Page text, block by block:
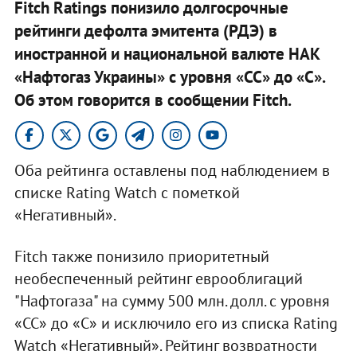
Fitch Ratings понизило долгосрочные
рейтинги дефолта эмитента (РДЭ) в
иностранной и национальной валюте НАК
«Нафтогаз Украины» с уровня «СС» до «С».
Об этом говорится в сообщении Fitch.
Оба рейтинга оставлены под наблюдением в
списке Rating Watch с пометкой
«Негативный».
Fitch также понизило приоритетный
необеспеченный рейтинг еврооблигаций
"Нафтогаза" на сумму 500 млн. долл. с уровня
«CC» до «C» и исключило его из списка Rating
Watch «Негативный». Рейтинг возвратности